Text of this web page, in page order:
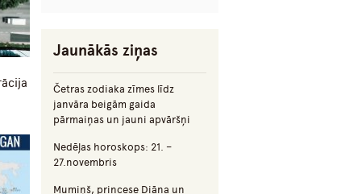
Jaunākās ziņas
Četras zodiaka zīmes līdz
janvāra beigām gaida
pārmaiņas un jauni apvāršņi
Nedēļas horoskops: 21. –
27.novembris
Mumiņš, princese Diāna un